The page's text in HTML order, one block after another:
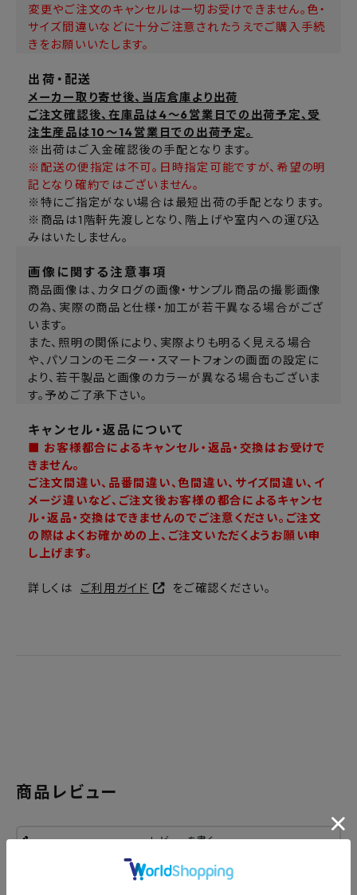
変更やご注文のキャンセルは一切お受けできません。色・
サイズ間違いなどに十分ご注意されたうえでご購入手続
きをお願いいたします。
出荷・配送
メーカー取り寄せ後、当店倉庫より出荷
ご注文確認後、在庫品は4～6営業日での出荷予定、受
注生産品は10～14営業日での出荷予定。
※出荷はご入金確認後の手配となります。
※配送の便指定は不可。日時指定可能ですが、希望の明
記となり確約ではございません。
※特にご指定がない場合は最短出荷の手配となります。
※商品は1階軒先渡しとなり、階上げや室内への運び込
みはいたしません。
画像に関する注意事項
商品画像は、カタログの画像・サンプル商品の撮影画像
の為、実際の商品と仕様・加工が若干異なる場合がござ
います。
また、照明の関係により、実際よりも明るく見える場合
や、パソコンのモニター・スマートフォンの画面の設定に
より、若干製品と画像のカラーが異なる場合もございま
す。予めご了承下さい。
キャンセル・返品について
■ お客様都合によるキャンセル・返品・交換はお受けで
きません。
ご注文間違い、品番間違い、色間違い、サイズ間違い、イ
メージ違いなど、ご注文後お客様の都合によるキャンセ
ル・返品・交換はできませんのでご注意ください。ご注文
の際はよくお確かめの上、ご注文いただくようお願い申
し上げます。
詳しくは ご利用ガイド をご確認ください。
商品レビュー
レビューを書く